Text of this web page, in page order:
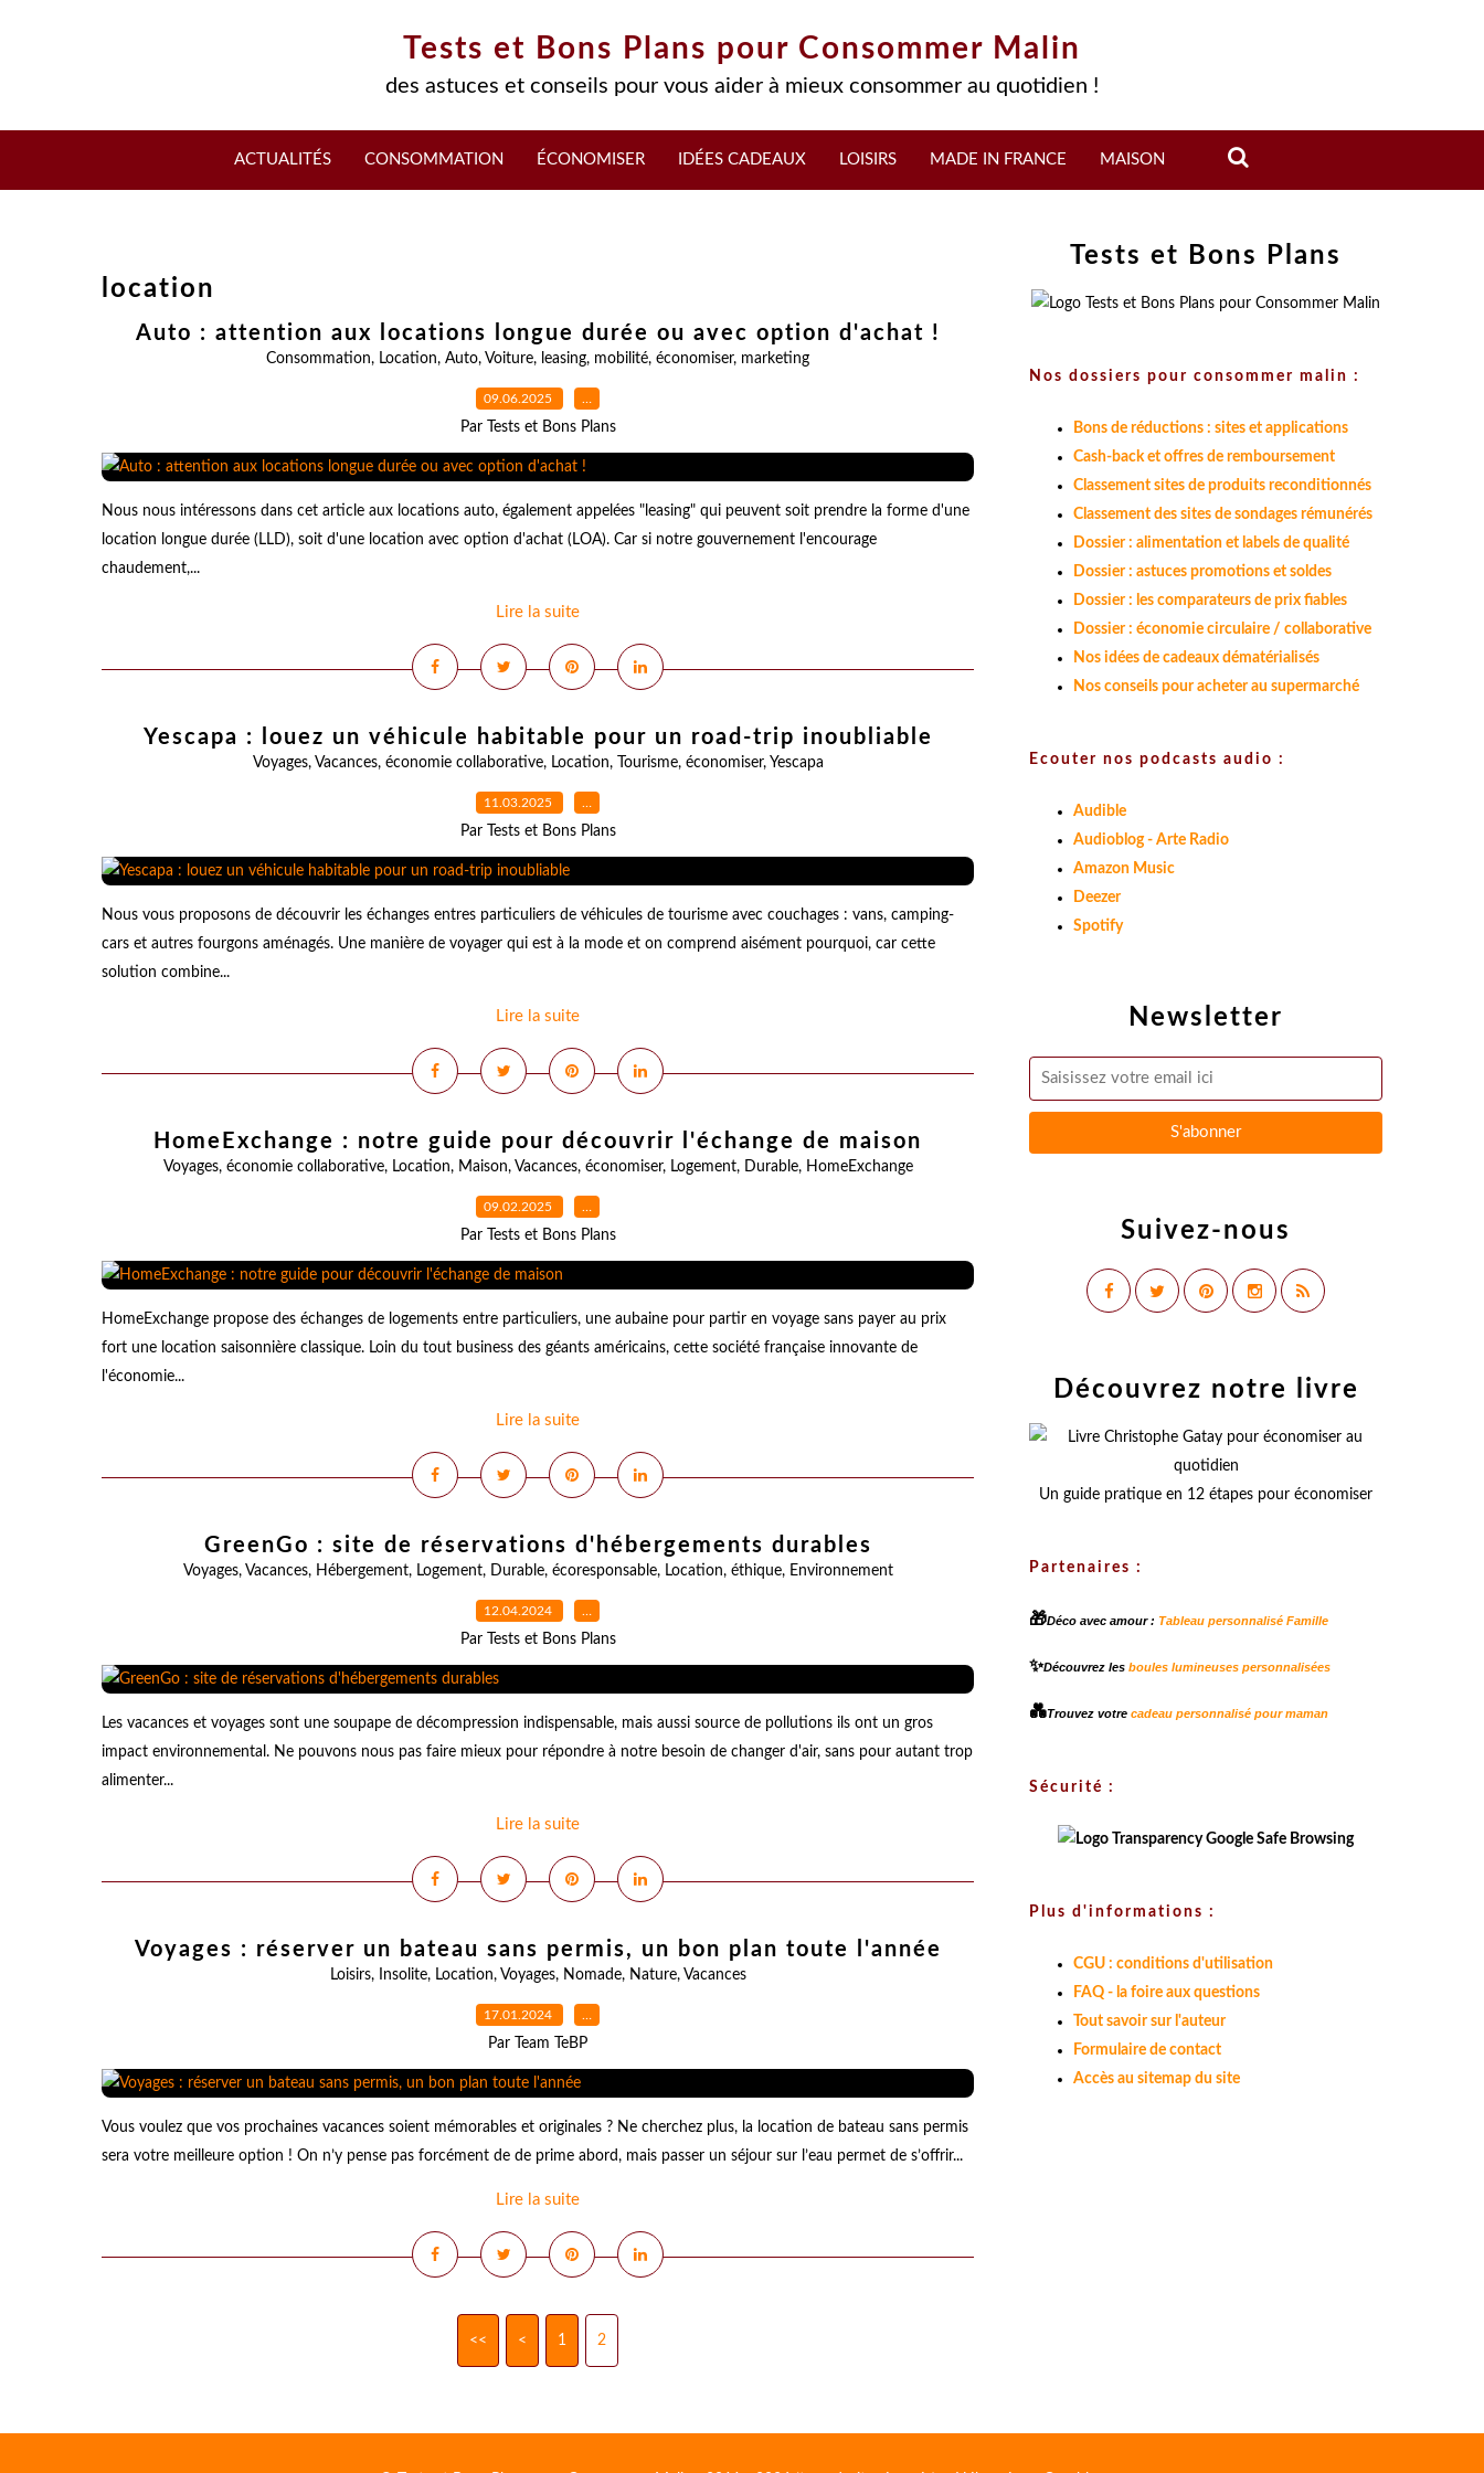
Tests et Bons Plans pour Consommer Malin
des astuces et conseils pour vous aider à mieux consommer au quotidien !
ACTUALITÉS CONSOMMATION ÉCONOMISER IDÉES CADEAUX LOISIRS MADE IN FRANCE MAISON
location
Auto : attention aux locations longue durée ou avec option d'achat !
Consommation, Location, Auto, Voiture, leasing, mobilité, économiser, marketing
09.06.2025 …
Par Tests et Bons Plans
Nous nous intéressons dans cet article aux locations auto, également appelées "leasing" qui peuvent soit prendre la forme d'une
location longue durée (LLD), soit d'une location avec option d'achat (LOA). Car si notre gouvernement l'encourage
chaudement,...
Lire la suite
Yescapa : louez un véhicule habitable pour un road-trip inoubliable
Voyages, Vacances, économie collaborative, Location, Tourisme, économiser, Yescapa
11.03.2025 …
Par Tests et Bons Plans
Nous vous proposons de découvrir les échanges entres particuliers de véhicules de tourisme avec couchages : vans, camping-
cars et autres fourgons aménagés. Une manière de voyager qui est à la mode et on comprend aisément pourquoi, car cette
solution combine...
Lire la suite
HomeExchange : notre guide pour découvrir l'échange de maison
Voyages, économie collaborative, Location, Maison, Vacances, économiser, Logement, Durable, HomeExchange
09.02.2025 …
Par Tests et Bons Plans
HomeExchange propose des échanges de logements entre particuliers, une aubaine pour partir en voyage sans payer au prix
fort une location saisonnière classique. Loin du tout business des géants américains, cette société française innovante de
l'économie...
Lire la suite
GreenGo : site de réservations d'hébergements durables
Voyages, Vacances, Hébergement, Logement, Durable, écoresponsable, Location, éthique, Environnement
12.04.2024 …
Par Tests et Bons Plans
Les vacances et voyages sont une soupape de décompression indispensable, mais aussi source de pollutions ils ont un gros
impact environnemental. Ne pouvons nous pas faire mieux pour répondre à notre besoin de changer d'air, sans pour autant trop
alimenter...
Lire la suite
Voyages : réserver un bateau sans permis, un bon plan toute l'année
Loisirs, Insolite, Location, Voyages, Nomade, Nature, Vacances
17.01.2024 …
Par Team TeBP
Vous voulez que vos prochaines vacances soient mémorables et originales ? Ne cherchez plus, la location de bateau sans permis
sera votre meilleure option ! On n’y pense pas forcément de de prime abord, mais passer un séjour sur l’eau permet de s’offrir...
Lire la suite
<< < 1 2
Newsletter
Suivez-nous
Tests et Bons Plans
Nos dossiers pour consommer malin :
Bons de réductions : sites et applications
Cash-back et offres de remboursement
Classement sites de produits reconditionnés
Classement des sites de sondages rémunérés
Dossier : alimentation et labels de qualité
Dossier : astuces promotions et soldes
Dossier : les comparateurs de prix fiables
Dossier : économie circulaire / collaborative
Nos idées de cadeaux dématérialisés
Nos conseils pour acheter au supermarché
Ecouter nos podcasts audio :
Audible
Audioblog - Arte Radio
Amazon Music
Deezer
Spotify
Découvrez notre livre
Un guide pratique en 12 étapes pour économiser
Partenaires :
🎁Déco avec amour : Tableau personnalisé Famille
✨Découvrez les boules lumineuses personnalisées
💑Trouvez votre cadeau personnalisé pour maman
Sécurité :
Plus d'informations :
CGU : conditions d'utilisation
FAQ - la foire aux questions
Tout savoir sur l'auteur
Formulaire de contact
Accès au sitemap du site